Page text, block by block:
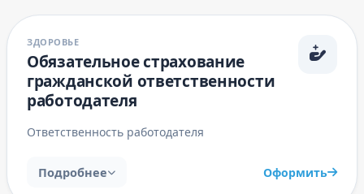
ЗДОРОВЬЕ
Обязательное страхование
гражданской ответственности
работодателя
Ответственность работодателя
Подробнее Оформить